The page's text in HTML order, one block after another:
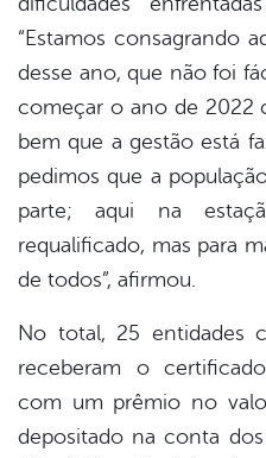
“Estamos consagrando
desse ano, que não foi
começar o ano de 2022
bem que a gestão está
pedimos que a
parte; aqui na
requalificado, mas para
de todos”, afirmou.
No total, 25 entidades
receberam o
com um prêmio no
depositado na conta